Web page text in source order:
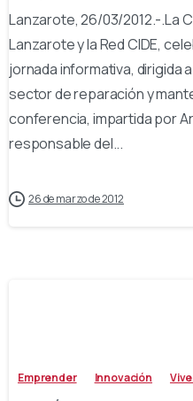
Lanzarote, 26/03/2012.-.La
Lanzarote y la Red CIDE,
jornada informativa, dirigida
sector de reparación y
conferencia, impartida por
responsable del...
26 de marzo de 2012
Emprender Innovación